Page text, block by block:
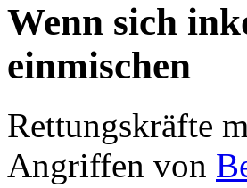
Wenn sich
einmischen
Rettungskräfte
Angriffen von